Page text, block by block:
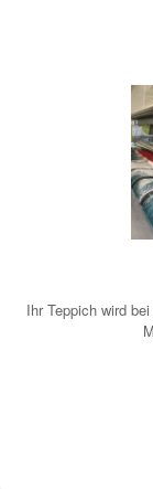
Ihr Teppich wird